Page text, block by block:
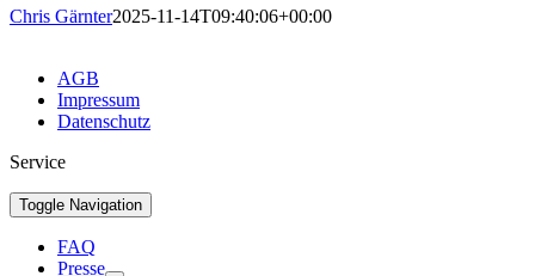
Chris Gärnter2025-11-14T09:40:06+00:00
AGB
Impressum
Datenschutz
Service
Toggle Navigation
FAQ
Presse